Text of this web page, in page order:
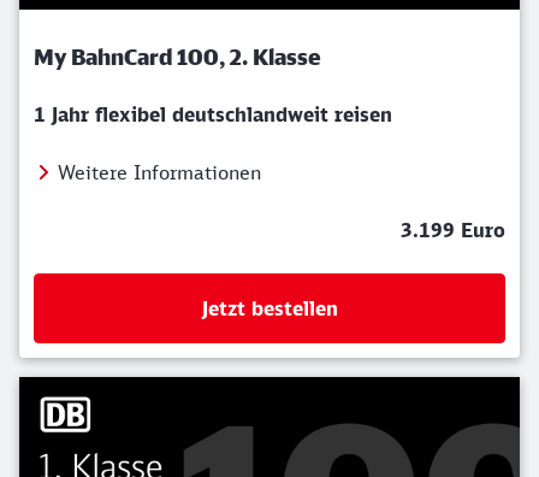
My BahnCard 100, 2. Klasse
1 Jahr flexibel deutschlandweit reisen
Weitere Informationen
3.199 Euro
Jetzt bestellen